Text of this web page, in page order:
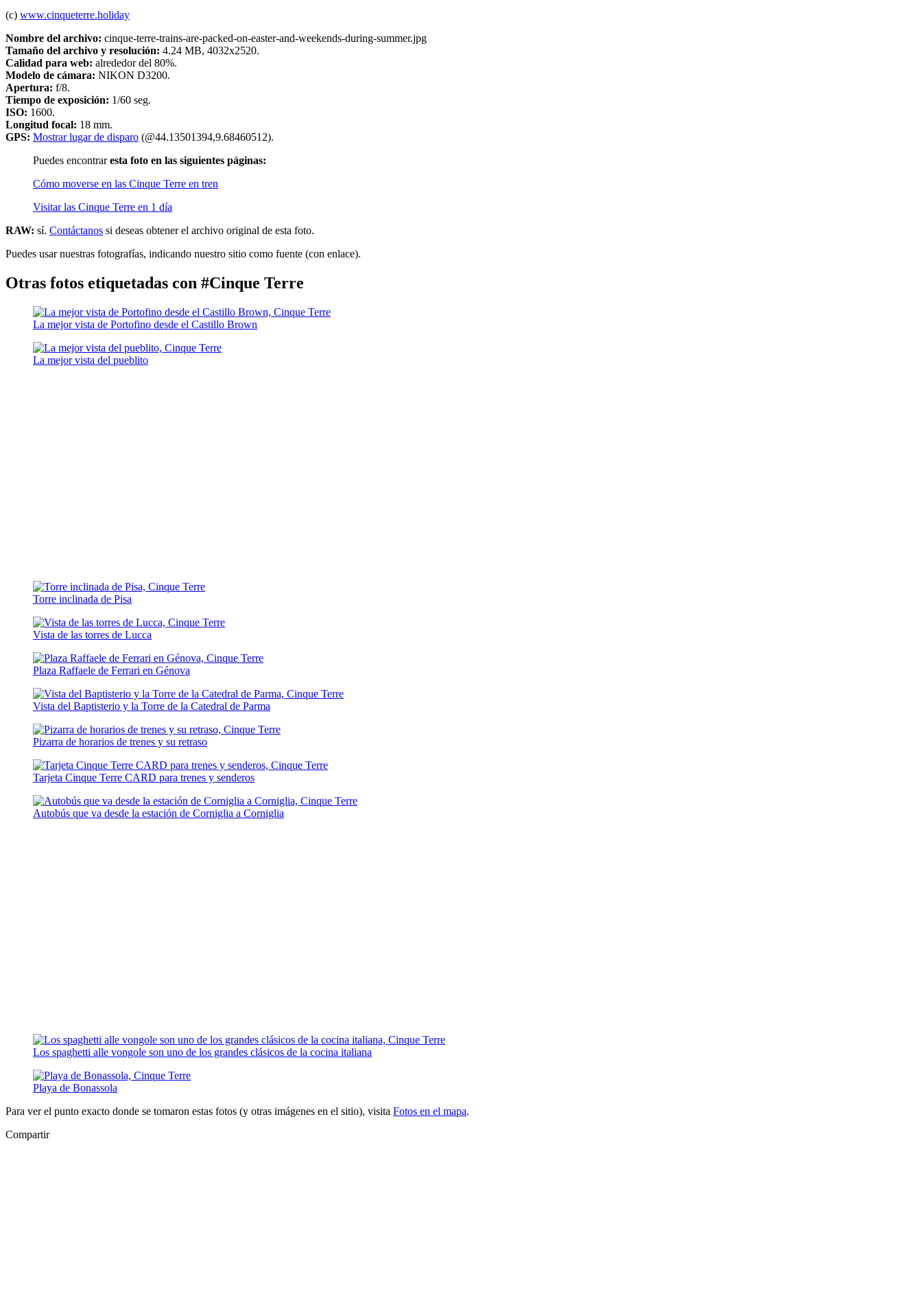
(c) www.cinqueterre.holiday
Nombre del archivo: cinque-terre-trains-are-packed-on-easter-and-weekends-during-summer.jpg
Tamaño del archivo y resolución: 4.24 MB, 4032x2520.
Calidad para web: alrededor del 80%.
Modelo de cámara: NIKON D3200.
Apertura: f/8.
Tiempo de exposición: 1/60 seg.
ISO: 1600.
Longitud focal: 18 mm.
GPS: Mostrar lugar de disparo (@44.13501394,9.68460512).
Puedes encontraresta foto en las siguientes páginas:
Cómo moverse en las Cinque Terre en tren
Visitar las Cinque Terre en 1 día
RAW: sí. Contáctanos si deseas obtener el archivo original de esta foto.
Puedes usar nuestras fotografías, indicando nuestro sitio como fuente (con enlace).
Otras fotos etiquetadas con #Cinque Terre
La mejor vista de Portofino desde el Castillo Brown
La mejor vista del pueblito
Torre inclinada de Pisa
Vista de las torres de Lucca
Plaza Raffaele de Ferrari en Génova
Vista del Baptisterio y la Torre de la Catedral de Parma
Pizarra de horarios de trenes y su retraso
Tarjeta Cinque Terre CARD para trenes y senderos
Autobús que va desde la estación de Corniglia a Corniglia
Los spaghetti alle vongole son uno de los grandes clásicos de la cocina italiana
Playa de Bonassola
Para ver el punto exacto donde se tomaron estas fotos (y otras imágenes en el sitio), visita Fotos en el mapa.
Compartir